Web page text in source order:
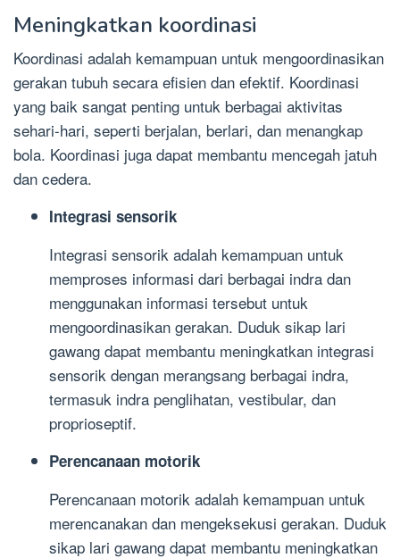
Meningkatkan koordinasi
Koordinasi adalah kemampuan untuk mengoordinasikan
gerakan tubuh secara efisien dan efektif. Koordinasi
yang baik sangat penting untuk berbagai aktivitas
sehari-hari, seperti berjalan, berlari, dan menangkap
bola. Koordinasi juga dapat membantu mencegah jatuh
dan cedera.
Integrasi sensorik
Integrasi sensorik adalah kemampuan untuk
memproses informasi dari berbagai indra dan
menggunakan informasi tersebut untuk
mengoordinasikan gerakan. Duduk sikap lari
gawang dapat membantu meningkatkan integrasi
sensorik dengan merangsang berbagai indra,
termasuk indra penglihatan, vestibular, dan
proprioseptif.
Perencanaan motorik
Perencanaan motorik adalah kemampuan untuk
merencanakan dan mengeksekusi gerakan. Duduk
sikap lari gawang dapat membantu meningkatkan